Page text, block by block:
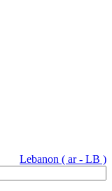
Lebanon ( ar - LB )